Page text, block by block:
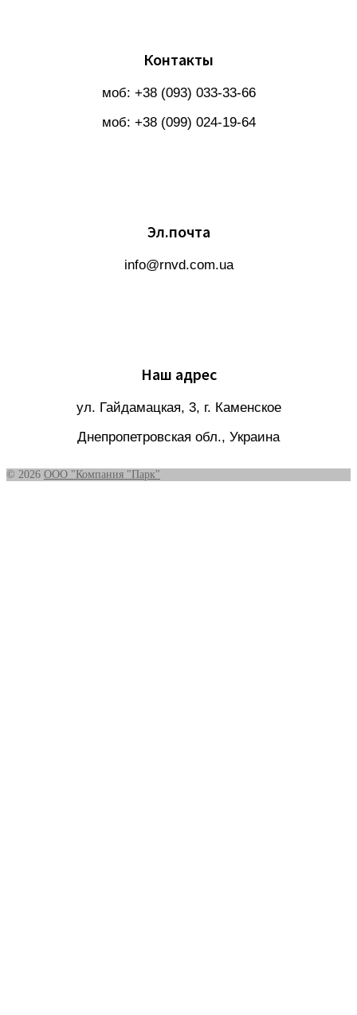
Контакты
моб: +38 (093) 033-33-66
моб: +38 (099) 024-19-64
Эл.почта
info@rnvd.com.ua
Наш адрес
ул. Гайдамацкая, 3, г. Каменское
Днепропетровская обл., Украина
© 2026 ООО "Компания "Парк"